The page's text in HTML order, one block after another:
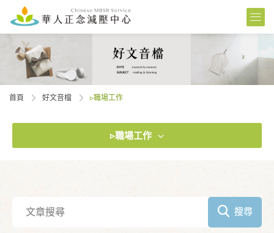
首頁 好文音檔 ▹職場⼯作
▹職場⼯作
搜尋